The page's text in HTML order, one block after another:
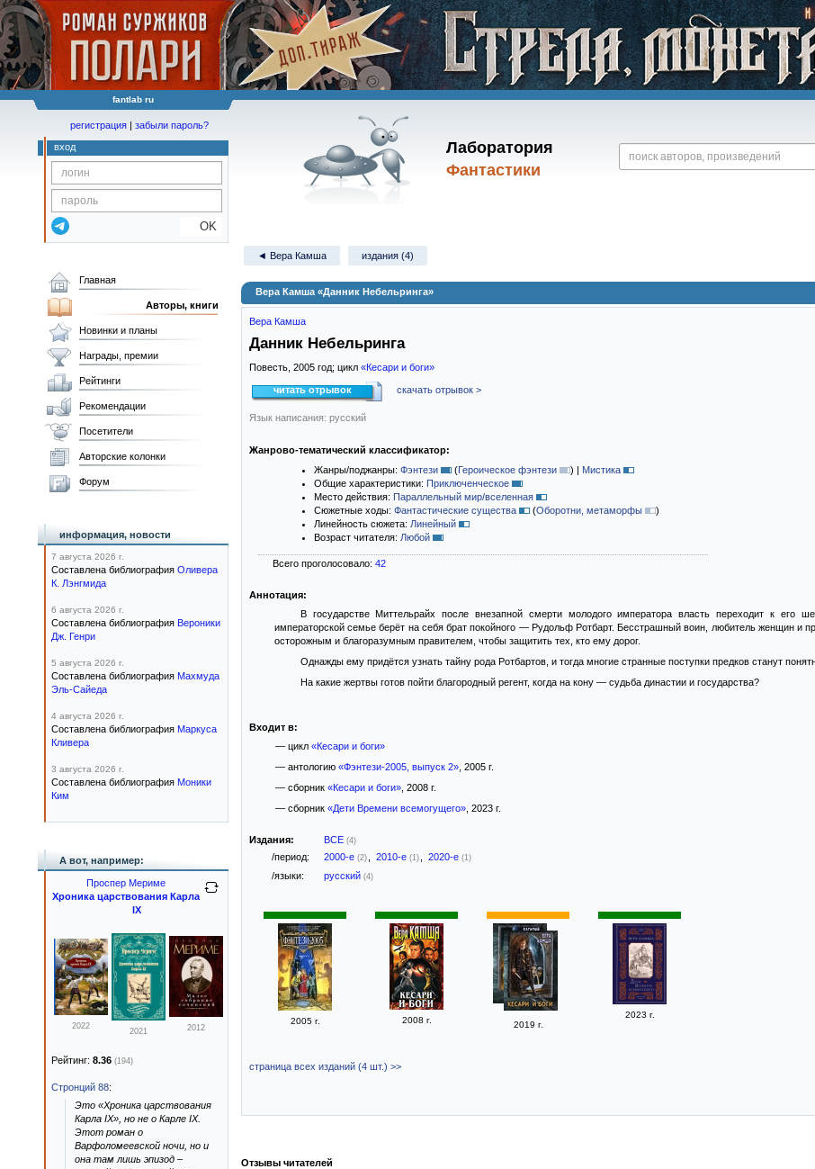
fantlab ru
Лаборатория
Фантастики
регистрация | забыли пароль?
вход
OK
◄ Вера Камша издания (4)
Вера Камша «Данник Небельринга»
Вера Камша
Данник Небельринга
Повесть, 2005 год; цикл «Кесари и боги»
читать отрывок скачать отрывок >
Язык написания: русский
Жанрово-тематический классификатор:
Жанры/поджанры: Фэнтези (Героическое фэнтези ) | Мистика
Общие характеристики: Приключенческое
Место действия: Параллельный мир/вселенная
Сюжетные ходы: Фантастические существа (Оборотни, метаморфы
)
Линейность сюжета: Линейный
Возраст читателя: Любой
Всего проголосовало: 42
Аннотация:
В государстве Миттельрайх после внезапной смерти молодого императора власть переходит к его
императорской семье берёт на себя брат покойного — Рудольф Ротбарт. Бесстрашный воин, любитель женщин и
осторожным и благоразумным правителем, чтобы защитить тех, кто ему дорог.
Однажды ему придётся узнать тайну рода Ротбартов, и тогда многие странные поступки предков станут
На какие жертвы готов пойти благородный регент, когда на кону — судьба династии и государства?
Входит в:
— цикл «Кесари и боги»
— антологию «Фэнтези-2005, выпуск 2», 2005 г.
— сборник «Кесари и боги», 2008 г.
— сборник «Дети Времени всемогущего», 2023 г.
Издания: ВСЕ (4)
/период: 2000-е (2) 2010-е (1) 2020-е (1)
/языки: русский (4)
2005 г. 2008 г. 2019 г.
2023 г.
страница всех изданий (4 шт.) >>
Отзывы читателей
Главная
Авторы, книги
Новинки и планы
Награды, премии
Рейтинги
Рекомендации
Посетители
Авторские колонки
Форум
информация, новости
7 августа 2026 г.
Составлена библиография Оливера
К. Лэнгмида
6 августа 2026 г.
Составлена библиография Вероники
Дж. Генри
5 августа 2026 г.
Составлена библиография Махмуда
Эль-Сайеда
4 августа 2026 г.
Составлена библиография Маркуса
Кливера
3 августа 2026 г.
Составлена библиография Моники
Ким
А вот, например:
Проспер Мериме
Хроника царствования Карла
IX
2022
2021 2012
Рейтинг: 8.36 (194)
Стронций 88:
Это «Хроника царствования
Карла IX», но не о Карле IX.
Этот роман о
Варфоломеевской ночи, но и
она там лишь эпизод –